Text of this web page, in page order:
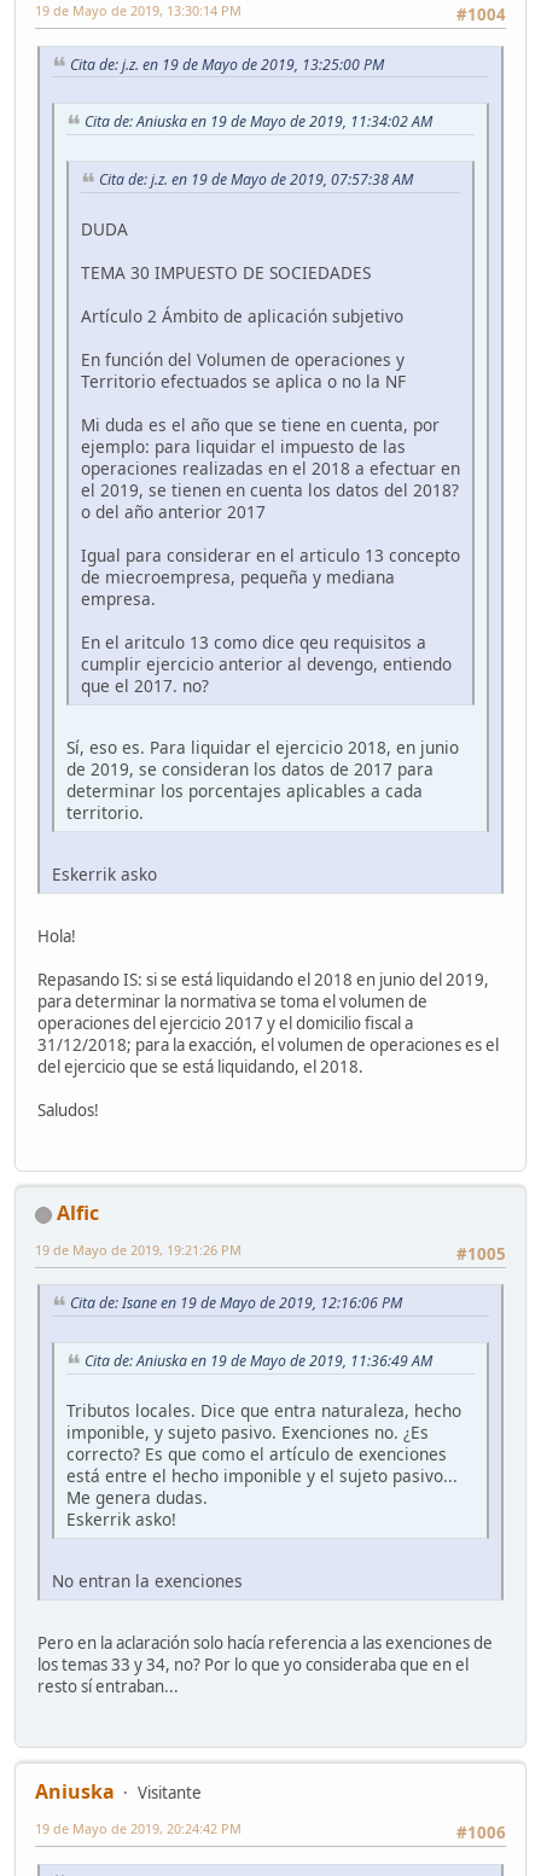
#1004
19 de Mayo de 2019, 13:30:14 PM
Cita de: j.z. en 19 de Mayo de 2019, 13:25:00 PM
Cita de: Aniuska en 19 de Mayo de 2019, 11:34:02 AM
Cita de: j.z. en 19 de Mayo de 2019, 07:57:38 AM
DUDA
TEMA 30 IMPUESTO DE SOCIEDADES
Artículo 2 Ámbito de aplicación subjetivo
En función del Volumen de operaciones y
Territorio efectuados se aplica o no la NF
Mi duda es el año que se tiene en cuenta, por
ejemplo: para liquidar el impuesto de las
operaciones realizadas en el 2018 a efectuar en
el 2019, se tienen en cuenta los datos del 2018?
o del año anterior 2017
Igual para considerar en el articulo 13 concepto
de miecroempresa, pequeña y mediana
empresa.
En el aritculo 13 como dice qeu requisitos a
cumplir ejercicio anterior al devengo, entiendo
que el 2017. no?
Sí, eso es. Para liquidar el ejercicio 2018, en junio
de 2019, se consideran los datos de 2017 para
determinar los porcentajes aplicables a cada
territorio.
Eskerrik asko
Hola!
Repasando IS: si se está liquidando el 2018 en junio del 2019,
para determinar la normativa se toma el volumen de
operaciones del ejercicio 2017 y el domicilio fiscal a
31/12/2018; para la exacción, el volumen de operaciones es el
del ejercicio que se está liquidando, el 2018.
Saludos!
Alfic
#1005
19 de Mayo de 2019, 19:21:26 PM
Cita de: Isane en 19 de Mayo de 2019, 12:16:06 PM
Cita de: Aniuska en 19 de Mayo de 2019, 11:36:49 AM
Tributos locales. Dice que entra naturaleza, hecho
imponible, y sujeto pasivo. Exenciones no. ¿Es
correcto? Es que como el artículo de exenciones
está entre el hecho imponible y el sujeto pasivo...
Me genera dudas.
Eskerrik asko!
No entran la exenciones
Pero en la aclaración solo hacía referencia a las exenciones de
los temas 33 y 34, no? Por lo que yo consideraba que en el
resto sí entraban...
Aniuska
Visitante
#1006
19 de Mayo de 2019, 20:24:42 PM